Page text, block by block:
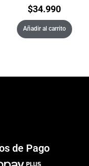
$34.990
Añadir al carrito
de Pago